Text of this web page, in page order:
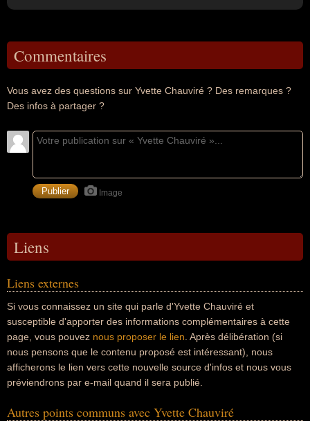
Commentaires
Vous avez des questions sur Yvette Chauviré ? Des remarques ?
Des infos à partager ?
Image
Liens
Liens externes
Si vous connaissez un site qui parle d'Yvette Chauviré et
susceptible d'apporter des informations complémentaires à cette
page, vous pouvez nous proposer le lien . Après délibération (si
nous pensons que le contenu proposé est intéressant), nous
afficherons le lien vers cette nouvelle source d'infos et nous vous
préviendrons par e-mail quand il sera publié.
Autres points communs avec Yvette Chauviré